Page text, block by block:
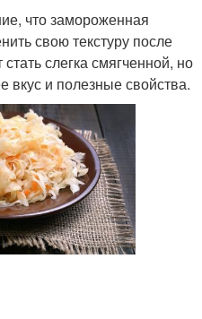
что замороженная
свою текстуру после
слегка смягченной, но
вкус и полезные свойства.